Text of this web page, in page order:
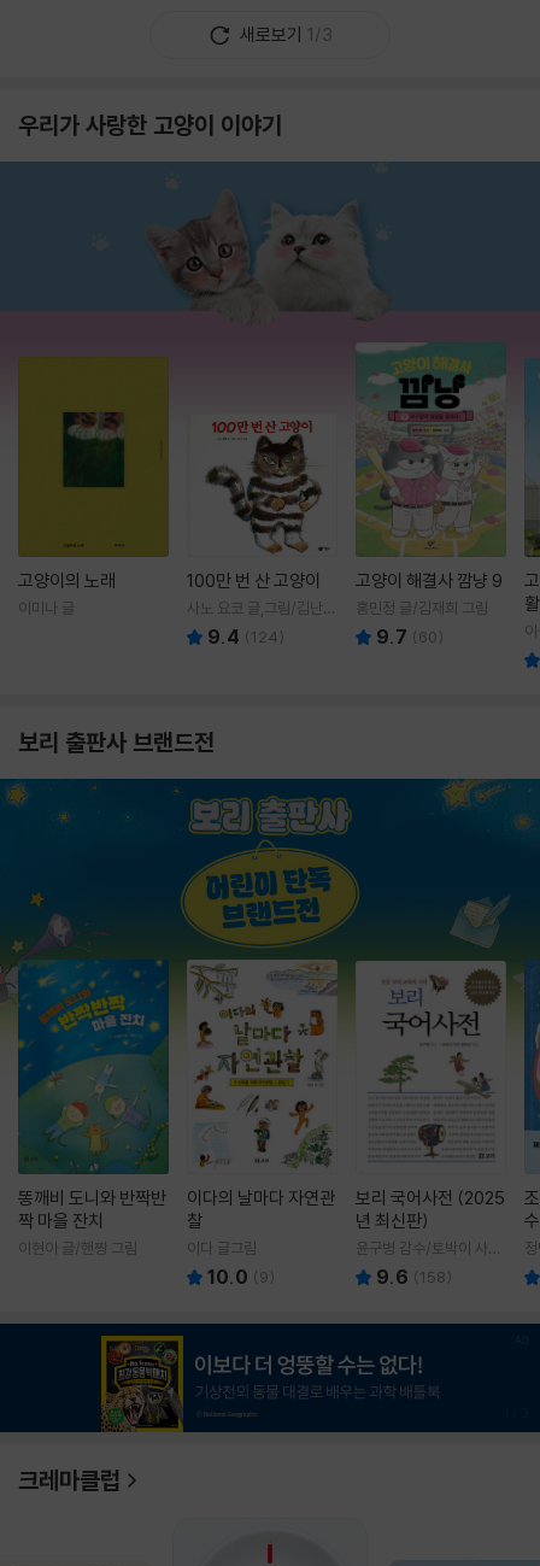
새로보기 1/3
우리가 사랑한 고양이 이야기
고양이의 노래
이미나 글
100만 번 산 고양이
사노 요코 글,그림/김난주
역 9.4 (124)
고양이 해결사 깜냥 9
홍민정 글/김재희 그림
9.7 (60)
보리 출판사 브랜드전
똥깨비 도니와 반짝반
짝 마을 잔치
이현아 글/핸짱 그림
이다의 날마다 자연관
찰
이다 글그림
10.0 (9)
보리 국어사전 (2025
년 최신판)
윤구병 감수/토박이 사전
편찬실 편
9.6 (158)
크레마클럽